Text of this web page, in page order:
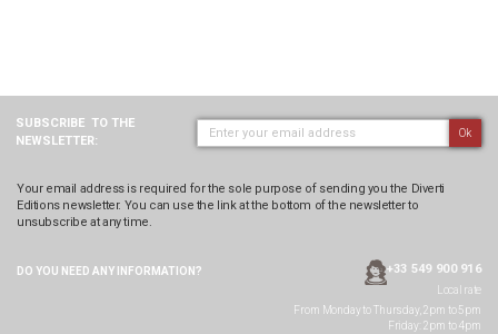
SUBSCRIBE TO THE
NEWSLETTER:
Ok
Your email address is required for the sole purpose of sending you the Diverti
Editions newsletter. You can use the link at the bottom of the newsletter to
unsubscribe at any time.
DO YOU NEED ANY INFORMATION? +33 549 900 916
Local rate
From Monday to Thursday, 2pm to 5pm
Friday: 2pm to 4pm